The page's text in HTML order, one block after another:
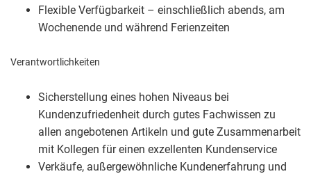
Flexible Verfügbarkeit – einschließlich abends, am
Wochenende und während Ferienzeiten
Verantwortlichkeiten
Sicherstellung eines hohen Niveaus bei
Kundenzufriedenheit durch gutes Fachwissen zu
allen angebotenen Artikeln und gute Zusammenarbeit
mit Kollegen für einen exzellenten Kundenservice
Verkäufe, außergewöhnliche Kundenerfahrung und